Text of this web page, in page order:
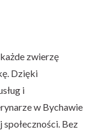
zwierzę
Dzięki
i
w Bychawie
Bez